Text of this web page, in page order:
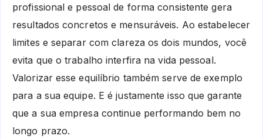
profissional e pessoal de forma consistente gera
resultados concretos e mensuráveis. Ao estabelecer
limites e separar com clareza os dois mundos, você
evita que o trabalho interfira na vida pessoal.
Valorizar esse equilíbrio também serve de exemplo
para a sua equipe. E é justamente isso que garante
que a sua empresa continue performando bem no
longo prazo.